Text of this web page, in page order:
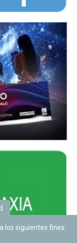
los siguientes fines: